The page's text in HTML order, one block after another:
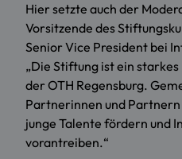
Hier setzte auch der
Vorsitzende des
Senior Vice President bei
„Die Stiftung ist ein
der OTH Regensburg.
Partnerinnen und
junge Talente fördern und
vorantreiben.“